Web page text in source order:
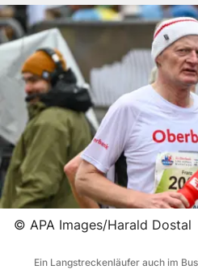
© APA Images/Harald Dostal
Ein Langstreckenläufer auch im